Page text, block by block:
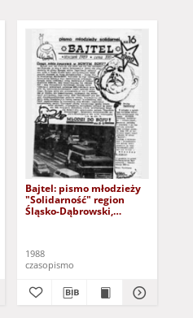
Bajtel: pismo młodzieży
"Solidarność" region
Śląsko-Dąbrowski,
1988
czasopismo